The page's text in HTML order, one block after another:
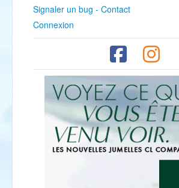
Signaler un bug - Contact
Connexion